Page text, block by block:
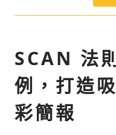
SCAN 法
例，打造
彩簡報